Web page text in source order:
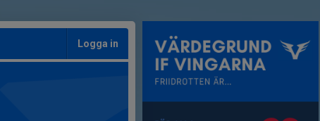
Logga in